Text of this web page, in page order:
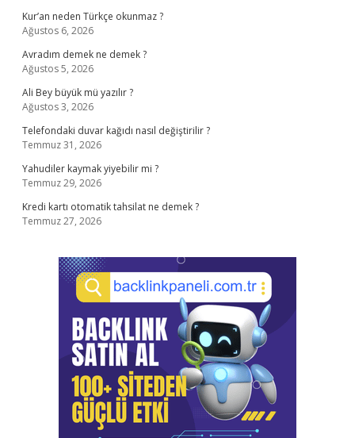
Kur’an neden Türkçe okunmaz ?
Ağustos 6, 2026
Avradım demek ne demek ?
Ağustos 5, 2026
Ali Bey büyük mü yazılır ?
Ağustos 3, 2026
Telefondaki duvar kağıdı nasıl değiştirilir ?
Temmuz 31, 2026
Yahudiler kaymak yiyebilir mi ?
Temmuz 29, 2026
Kredi kartı otomatik tahsilat ne demek ?
Temmuz 27, 2026